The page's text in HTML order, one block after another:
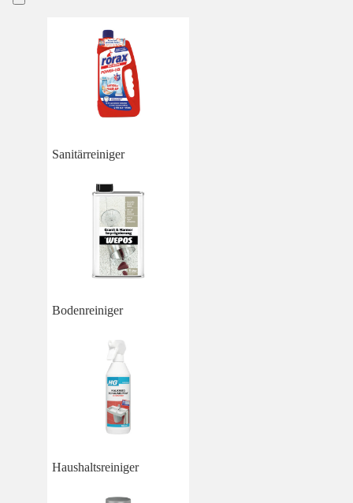
Sanitärreiniger
Bodenreiniger
Haushaltsreiniger